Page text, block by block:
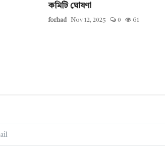
কমিটি ঘোষণা
forhad Nov 12, 2025 0 61